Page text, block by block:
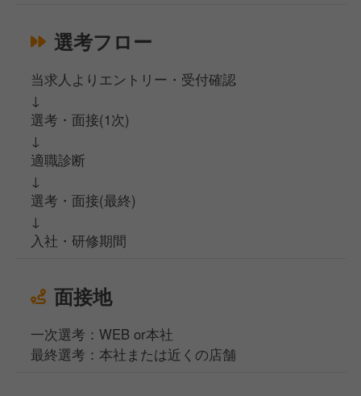
選考フロー
当求人よりエントリー・受付確認
↓
選考・面接(1次)
↓
適職診断
↓
選考・面接(最終)
↓
入社・研修期間
面接地
一次選考：WEB or本社
最終選考：本社または近くの店舗